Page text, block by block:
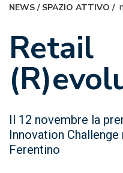
NEWS/ SPAZIO ATTIVO /
Retail
Il 12 novembre la
Innovation
Ferentino